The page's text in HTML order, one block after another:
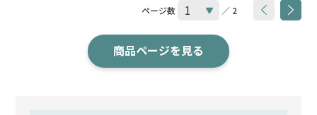
ページ数 ／ 2
商品ページを見る